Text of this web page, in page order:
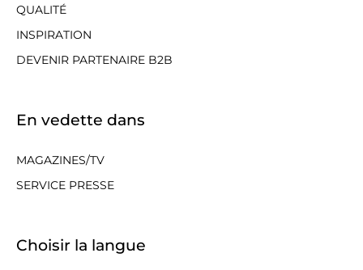
QUALITÉ
INSPIRATION
DEVENIR PARTENAIRE B2B
En vedette dans
MAGAZINES/TV
SERVICE PRESSE
Choisir la langue